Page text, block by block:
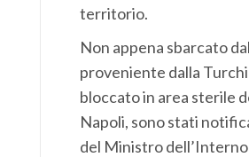
territorio.
Non appena sbarcato
proveniente dalla
bloccato in area sterile
Napoli, sono stati
del Ministro